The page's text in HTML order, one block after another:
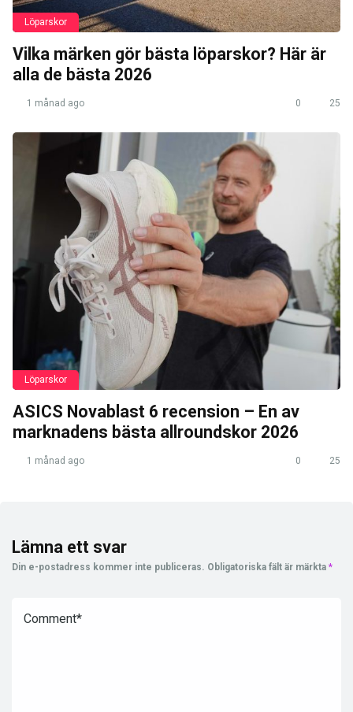
Löparskor
Vilka märken gör bästa löparskor? Här är
alla de bästa 2026
1 månad ago 0 25
Löparskor
ASICS Novablast 6 recension – En av
marknadens bästa allroundskor 2026
1 månad ago 0 25
Lämna ett svar
Din e-postadress kommer inte publiceras. Obligatoriska fält är märkta *